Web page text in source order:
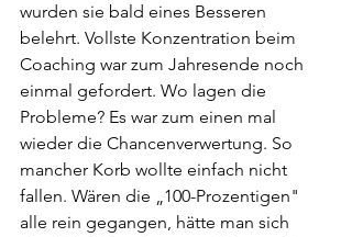
wurden sie bald eines Besseren
belehrt. Vollste Konzentration beim
Coaching war zum Jahresende noch
einmal gefordert. Wo lagen die
Probleme? Es war zum einen mal
wieder die Chancenverwertung. So
mancher Korb wollte einfach nicht
fallen. Wären die „100-Prozentigen"
alle rein gegangen, hätte man sich